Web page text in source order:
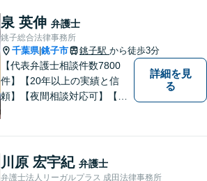
泉 英伸 弁護士
銚子総合法律事務所
千葉県|銚子市 銚子駅 から徒歩3分
【代表弁護士相談件数7800
件】【20年以上の実績と信
頼】【夜間相談対応可】【法
域の皆様の生活に貢献してま
いりました。豊富な経験を活
詳細を見
る
川原 宏宇紀 弁護士
弁護士法人リーガルプラス 成田法律事務所